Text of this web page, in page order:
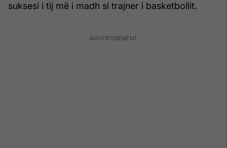
suksesi i tij më i madh si trajner i basketbollit.